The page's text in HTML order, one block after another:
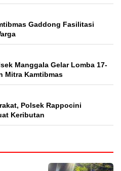
Gaddong Fasilitasi
Manggala Gelar Lomba 17-
Mitra Kamtibmas
Polsek Rappocini
Keributan